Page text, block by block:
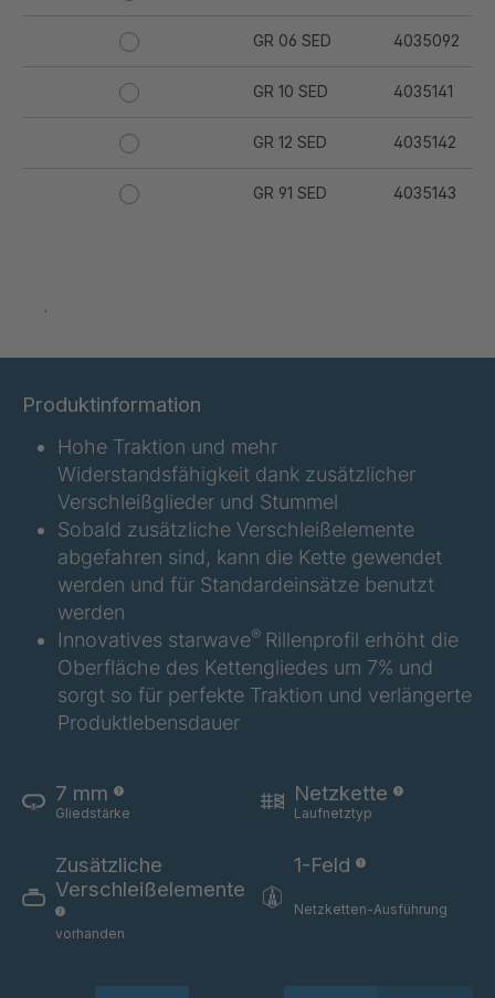
GR 06 SED 4035092
GR 10 SED 4035141
GR 12 SED 4035142
GR 91 SED 4035143
04925
GR 79 5 SED
GR 154 7 SED
GR-SED
24275
4040995
GR-SED 29471 4041859
GR 87 SED
GR-SED
29863
4041978
GR-SED 31631 4042294
.
Produktinformation
Hohe Traktion und mehr
Widerstandsfähigkeit dank zusätzlicher
Verschleißglieder und Stummel
Sobald zusätzliche Verschleißelemente
abgefahren sind, kann die Kette gewendet
werden und für Standardeinsätze benutzt
werden
Innovatives starwave® Rillenprofil erhöht die
Oberfläche des Kettengliedes um 7% und
sorgt so für perfekte Traktion und verlängerte
Produktlebensdauer
7 mm
Gliedstärke
Netzkette
Laufnetztyp
Zusätzliche
Verschleißelemente
vorhanden
1-Feld
Netzketten-Ausführung